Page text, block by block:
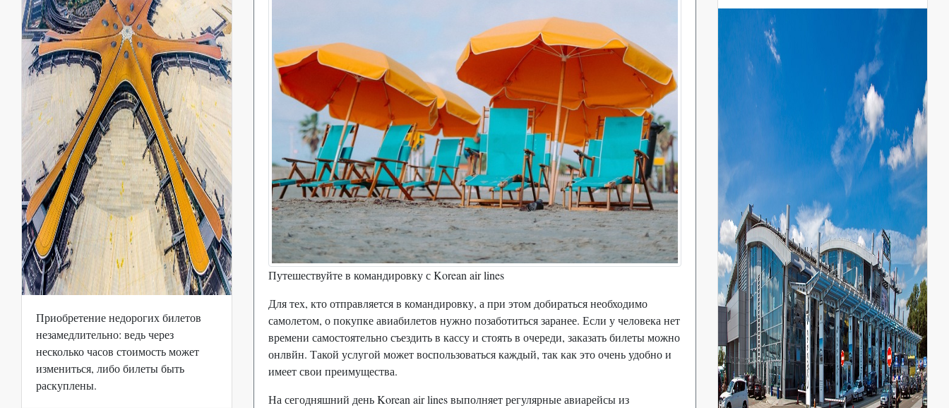
Приобретение недорогих билетов
незамедлительно: ведь через
несколько часов стоимость может
измениться, либо билеты быть
раскуплены.
Путешествуйте в командировку с Korean air lines
Для тех, кто отправляется в командировку, а при этом добираться необходимо
самолетом, о покупке авиабилетов нужно позаботиться заранее. Если у человека нет
времени самостоятельно съездить в кассу и стоять в очереди, заказать билеты можно
онлвйн. Такой услугой может воспользоваться каждый, так как это очень удобно и
имеет свои преимущества.
На сегодняшний день Korean air lines выполняет регулярные авиарейсы из